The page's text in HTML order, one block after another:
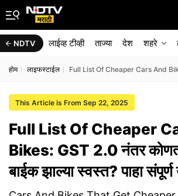
NDTV लाईव्ह टीव्ही ताज्या देश शहरे
होम लाइफस्टाईल Full List Of Cheaper Cars And
This Article is From Sep 22, 2025
Full List Of Cheaper
Bikes: GST 2.0 नंतर
बाईक झाल्या स्वस्त? पाहा संपूर्ण